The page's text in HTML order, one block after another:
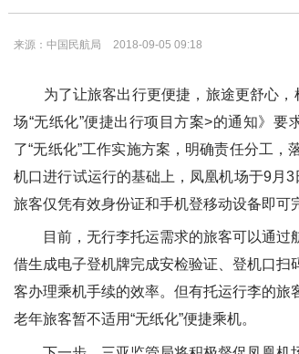
来源：中国民航局 2018-09-05 09:18
为了让旅客出行更便捷，旅途更舒心，
场“无纸化”便捷出行项目方案>的通知》
了“无纸化”工作实施方案，明确责任分工
机口进行试运行的基础上，凤凰机场于9月
旅客仅凭有效身份证和手机登移动设备即可
目前，无行李托运需求的旅客可以通过
借生成电子登机牌完成安检验证、登机口
客办理乘机手续的效率。但有托运行李的
老年旅客暂不适用“无纸化”便捷乘机。